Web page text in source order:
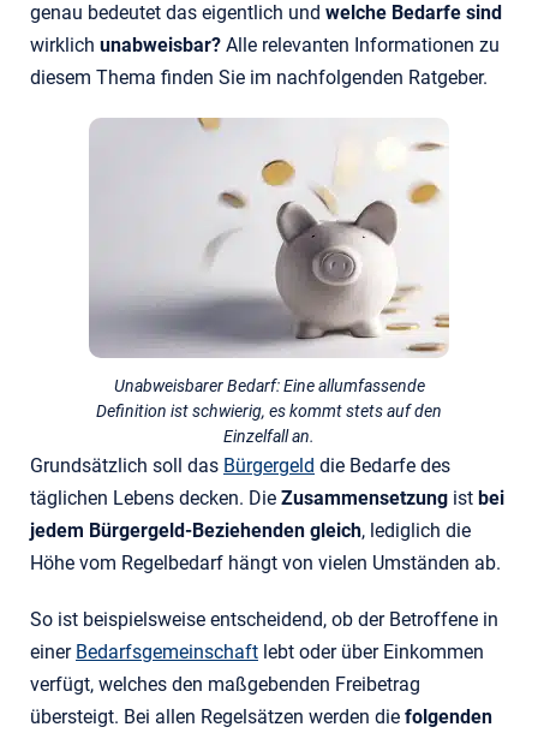
genau bedeutet das eigentlich und welche Bedarfe sind
wirklich unabweisbar? Alle relevanten Informationen zu
diesem Thema finden Sie im nachfolgenden Ratgeber.
Unabweisbarer Bedarf: Eine allumfassende
Definition ist schwierig, es kommt stets auf den
Einzelfall an.
Grundsätzlich soll das Bürgergeld die Bedarfe des
täglichen Lebens decken. Die Zusammensetzung ist bei
jedem Bürgergeld-Beziehenden gleich, lediglich die
Höhe vom Regelbedarf hängt von vielen Umständen ab.
So ist beispielsweise entscheidend, ob der Betroffene in
einer Bedarfsgemeinschaft lebt oder über Einkommen
verfügt, welches den maßgebenden Freibetrag
übersteigt. Bei allen Regelsätzen werden die folgenden